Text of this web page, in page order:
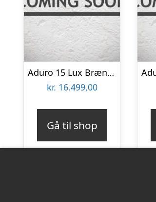
Aduro 15 Lux Brændeovn
kr. 16.499,00
Gå til shop